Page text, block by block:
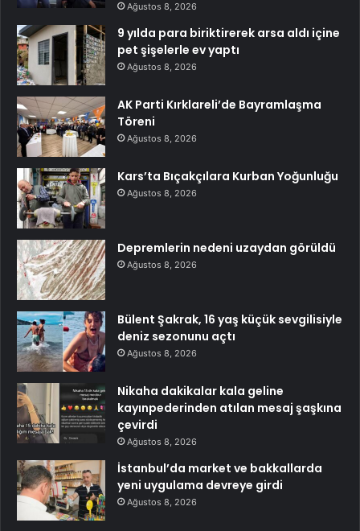
Ağustos 8, 2026
9 yılda para biriktirerek arsa aldı içine
pet şişelerle ev yaptı
Ağustos 8, 2026
AK Parti Kırklareli’de Bayramlaşma
Töreni
Ağustos 8, 2026
Kars’ta Bıçakçılara Kurban Yoğunluğu
Ağustos 8, 2026
Depremlerin nedeni uzaydan görüldü
Ağustos 8, 2026
Bülent Şakrak, 16 yaş küçük sevgilisiyle
deniz sezonunu açtı
Ağustos 8, 2026
Nikaha dakikalar kala geline
kayınpederinden atılan mesaj şaşkına
çevirdi
Ağustos 8, 2026
İstanbul’da market ve bakkallarda
yeni uygulama devreye girdi
Ağustos 8, 2026